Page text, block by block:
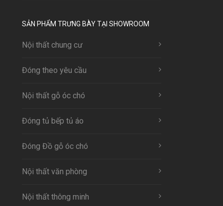
SẢN PHẨM TRƯNG BÀY TẠI SHOWROOM
Nội thất chung cư
Đóng theo yêu cầu
Nội thất gỗ óc chó
Đóng tủ bếp tủ áo
Đóng Đồ gỗ óc chó
Nội thất văn phòng
Nội thất thông minh